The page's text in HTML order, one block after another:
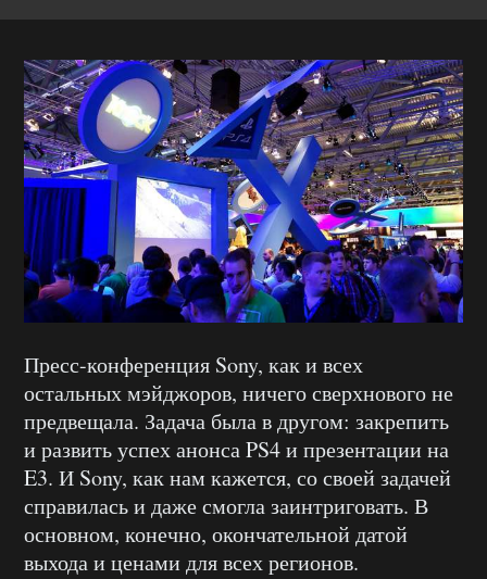
Пресс-конференция Sony, как и всех
остальных мэйджоров, ничего сверхнового не
предвещала. Задача была в другом: закрепить
и развить успех анонса PS4 и презентации на
E3. И Sony, как нам кажется, со своей задачей
справилась и даже смогла заинтриговать. В
основном, конечно, окончательной датой
выхода и ценами для всех регионов.